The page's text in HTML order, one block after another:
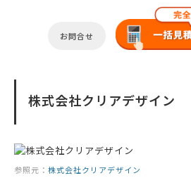
お問合せ
株式会社クリアデザイン
参照元： 株式会社クリアデザイン